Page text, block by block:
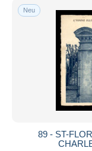
Neu
89 - ST-